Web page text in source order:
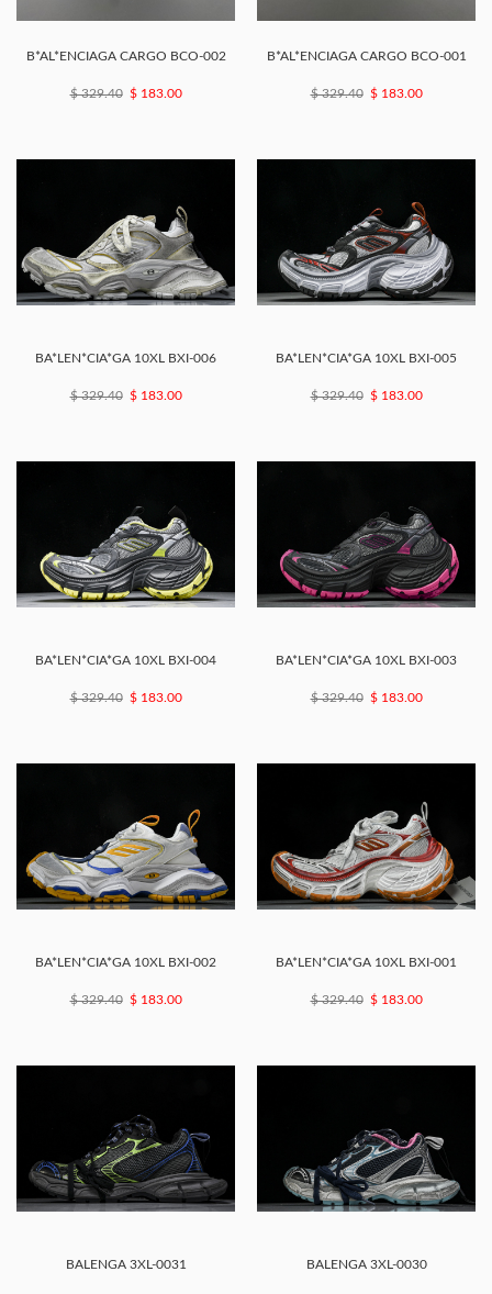
B*AL*ENCIAGA CARGO BCO-002
$ 329.40 $ 183.00
B*AL*ENCIAGA CARGO BCO-001
$ 329.40 $ 183.00
BA*LEN*CIA*GA 10XL BXI-006
$ 329.40 $ 183.00
BA*LEN*CIA*GA 10XL BXI-005
$ 329.40 $ 183.00
BA*LEN*CIA*GA 10XL BXI-004
$ 329.40 $ 183.00
BA*LEN*CIA*GA 10XL BXI-003
$ 329.40 $ 183.00
BA*LEN*CIA*GA 10XL BXI-002
$ 329.40 $ 183.00
BA*LEN*CIA*GA 10XL BXI-001
$ 329.40 $ 183.00
BALENGA 3XL-0031 BALENGA 3XL-0030